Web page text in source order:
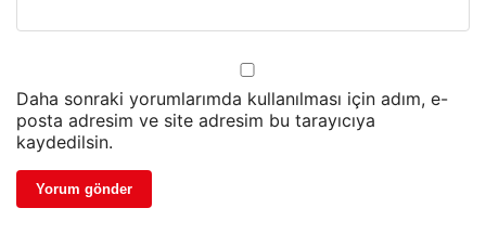
Daha sonraki yorumlarımda kullanılması için adım, e-
posta adresim ve site adresim bu tarayıcıya
kaydedilsin.